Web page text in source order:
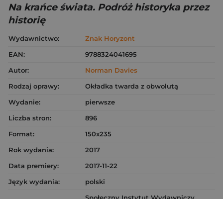
Na krańce świata. Podróż historyka przez
historię
Wydawnictwo:
Znak Horyzont
EAN:
9788324041695
Autor:
Norman Davies
Rodzaj oprawy:
Okładka twarda z obwolutą
Wydanie:
pierwsze
Liczba stron:
896
Format:
150x235
Rok wydania:
2017
Data premiery:
2017-11-22
Język wydania:
polski